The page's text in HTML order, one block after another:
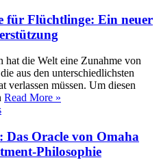
für Flüchtlinge: Ein neuer
hat die Welt eine Zunahme von
aus den unterschiedlichsten
verlassen müssen. Um diesen
Read More »
Oracle von Omaha
Philosophie